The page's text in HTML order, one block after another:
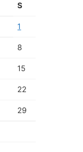
S
1
8
15
22
29